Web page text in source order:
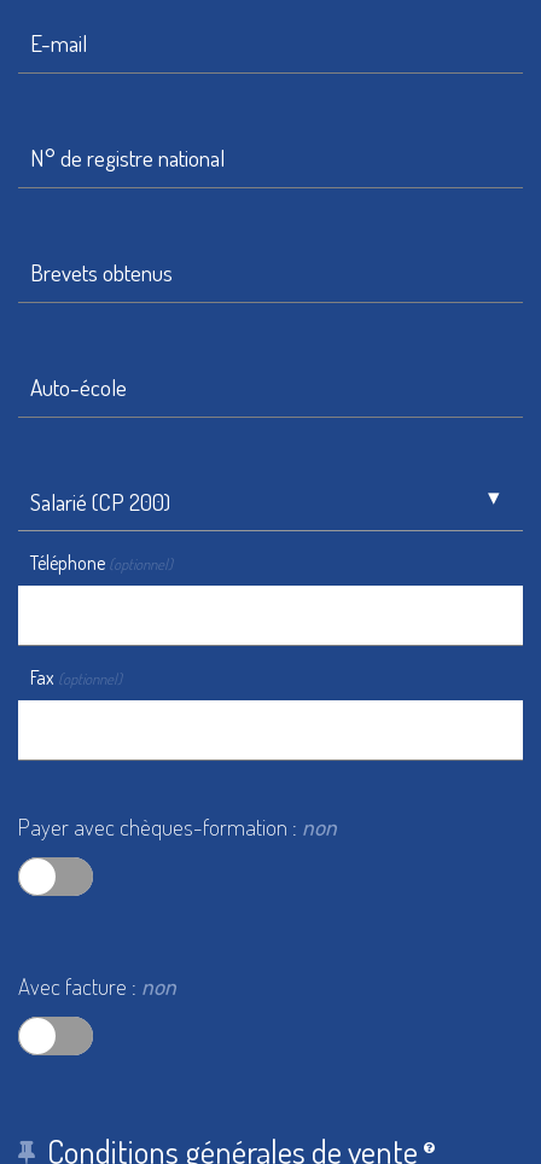
E-mail
N° de registre national
Brevets obtenus
Auto-école
Salarié (CP 200)
Téléphone (optionnel)
Fax (optionnel)
Payer avec chèques-formation : non
Avec facture : non
Conditions générales de vente